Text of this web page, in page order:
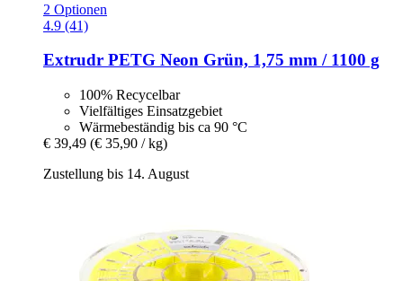
2 Optionen
4.9 (41)
Extrudr PETG Neon Grün, 1,75 mm / 1100 g
100% Recycelbar
Vielfältiges Einsatzgebiet
Wärmebeständig bis ca 90 °C
€ 39,49 (€ 35,90 / kg)
Zustellung bis 14. August